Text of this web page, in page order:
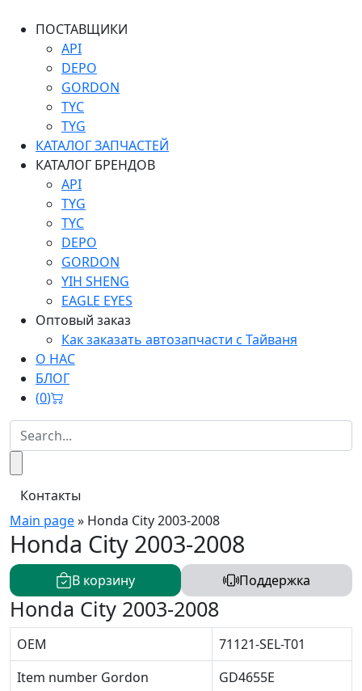
ПОСТАВЩИКИ
API
DEPO
GORDON
TYC
TYG
КАТАЛОГ ЗАПЧАСТЕЙ
КАТАЛОГ БРЕНДОВ
API
TYG
TYC
DEPO
GORDON
YIH SHENG
EAGLE EYES
Оптовый заказ
Как заказать автозапчасти с Тайваня
О НАС
БЛОГ
(0)
Контакты
Main page» Honda City 2003-2008
Honda City 2003-2008
В корзину Поддержка
Honda City 2003-2008
OEM
71121-SEL-T01
Item number Gordon
GD4655E